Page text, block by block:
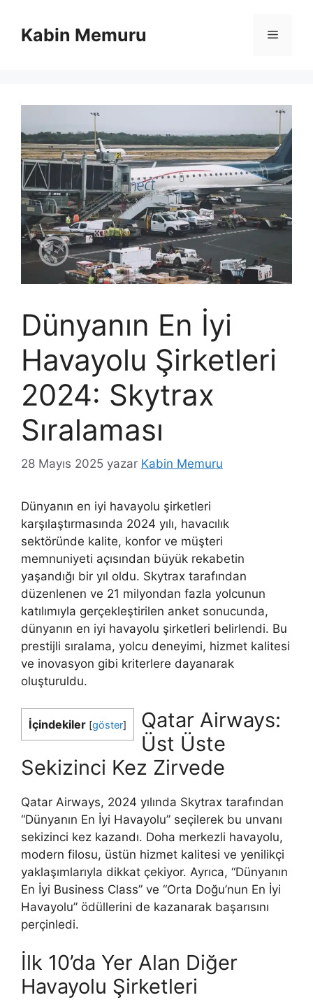
Kabin Memuru Menü
Dünyanın En İyi
Havayolu Şirketleri
2024: Skytrax
Sıralaması
28 Mayıs 2025 yazar Kabin Memuru
Dünyanın en iyi havayolu şirketleri
karşılaştırmasında 2024 yılı, havacılık
sektöründe kalite, konfor ve müşteri
memnuniyeti açısından büyük rekabetin
yaşandığı bir yıl oldu. Skytrax tarafından
düzenlenen ve 21 milyondan fazla yolcunun
katılımıyla gerçekleştirilen anket sonucunda,
dünyanın en iyi havayolu şirketleri belirlendi. Bu
prestijli sıralama, yolcu deneyimi, hizmet kalitesi
ve inovasyon gibi kriterlere dayanarak
oluşturuldu.
İçindekiler [göster]
Qatar Airways:
Üst Üste
Sekizinci Kez Zirvede
Qatar Airways, 2024 yılında Skytrax tarafından
“Dünyanın En İyi Havayolu” seçilerek bu unvanı
sekizinci kez kazandı. Doha merkezli havayolu,
modern filosu, üstün hizmet kalitesi ve yenilikçi
yaklaşımlarıyla dikkat çekiyor. Ayrıca, “Dünyanın
En İyi Business Class” ve “Orta Doğu’nun En İyi
Havayolu” ödüllerini de kazanarak başarısını
perçinledi.
İlk 10’da Yer Alan Diğer
Havayolu Şirketleri